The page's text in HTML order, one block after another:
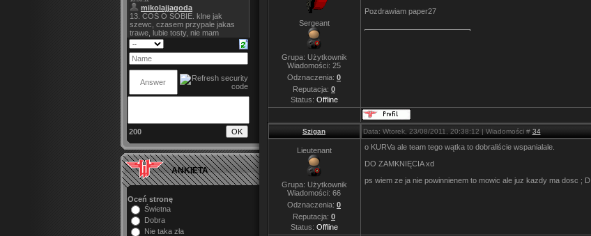
200
ANKIETA
Oceń stronę
Świetna
Dobra
Nie taka zła
Sergeant
Grupa: Użytkownik
Wiadomości: 25
Odznaczenia: 0
Reputacja: 0
Status: Offline
Pozdrawiam paper27
Szigan Data: Wtorek, 23/08/2011, 20:38:12 | Wiadomości # 34
Lieutenant
Grupa: Użytkownik
Wiadomości: 66
Odznaczenia: 0
Reputacja: 0
Status: Offline
o KURVa ale team tego wątka to dobraliście wspanialale.
DO ZAMKNIĘCIA xd
ps wiem ze ja nie powinnienem to mowic ale juz kazdy ma dosc ; D